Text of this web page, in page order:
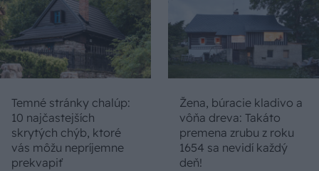
Temné stránky chalúp:
10 najčastejších
skrytých chýb, ktoré
vás môžu nepríjemne
prekvapiť
Žena, búracie kladivo a
vôňa dreva: Takáto
premena zrubu z roku
1654 sa nevidí každý
deň!